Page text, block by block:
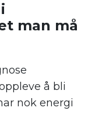
man må
å bli
nok energi